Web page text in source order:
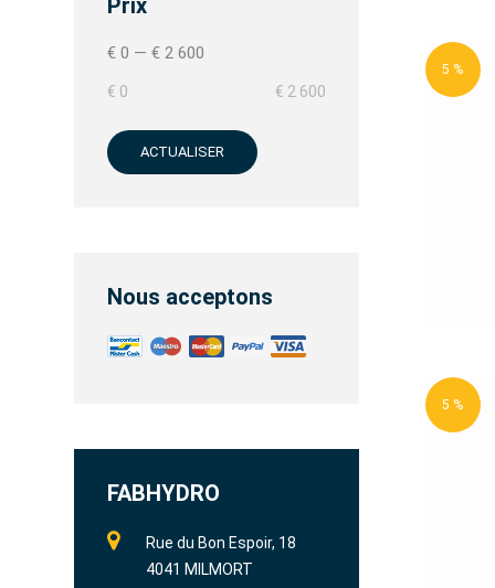
5 %
5 %
Prix
€ 0 — € 2 600
€ 0 € 2 600
ACTUALISER
Nous acceptons
FABHYDRO
Rue du Bon Espoir, 18
4041 MILMORT